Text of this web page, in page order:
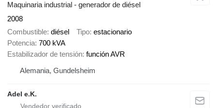
Maquinaria industrial - generador de diésel
2008
Combustible diésel Tipo estacionario
Potencia 700 kVA
Estabilizador de tensión función AVR
Alemania, Gundelsheim
Adel e.K.